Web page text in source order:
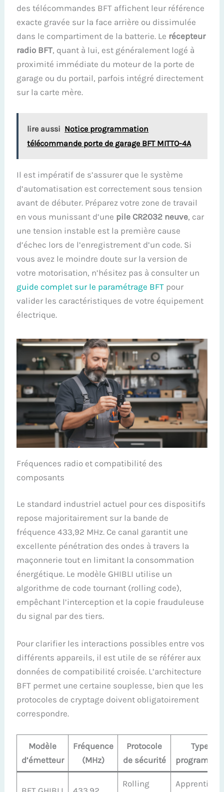
des télécommandes BFT affichent leur référence
exacte gravée sur la face arrière ou dissimulée
dans le compartiment de la batterie. Le récepteur
radio BFT, quant à lui, est généralement logé à
proximité immédiate du moteur de la porte de
garage ou du portail, parfois intégré directement
sur la carte mère.
lire aussi Notice programmation
télécommande porte de garage BFT MITTO-4A
Il est impératif de s’assurer que le système
d’automatisation est correctement sous tension
avant de débuter. Préparez votre zone de travail
en vous munissant d’une pile CR2032 neuve, car
une tension instable est la première cause
d’échec lors de l’enregistrement d’un code. Si
vous avez le moindre doute sur la version de
votre motorisation, n’hésitez pas à consulter un
guide complet sur le paramétrage BFT pour
valider les caractéristiques de votre équipement
électrique.
Fréquences radio et compatibilité des
composants
Le standard industriel actuel pour ces dispositifs
repose majoritairement sur la bande de
fréquence 433,92 MHz. Ce canal garantit une
excellente pénétration des ondes à travers la
maçonnerie tout en limitant la consommation
énergétique. Le modèle GHIBLI utilise un
algorithme de code tournant (rolling code),
empêchant l’interception et la copie frauduleuse
du signal par des tiers.
Pour clarifier les interactions possibles entre vos
différents appareils, il est utile de se référer aux
données de compatibilité croisée. L’architecture
BFT permet une certaine souplesse, bien que les
protocoles de cryptage doivent obligatoirement
correspondre.
Modèle
d’émetteur
Fréquence
(MHz)
Protocole
de sécurité
Type de
Rolling